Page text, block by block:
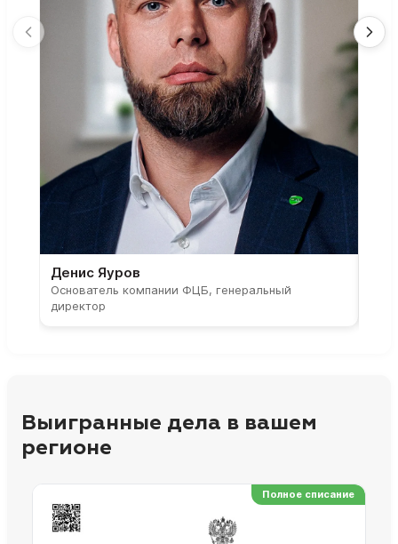
Денис Яуров
Основатель компании ФЦБ, генеральный
директор
Выигранные дела в вашем
регионе
Полное списание